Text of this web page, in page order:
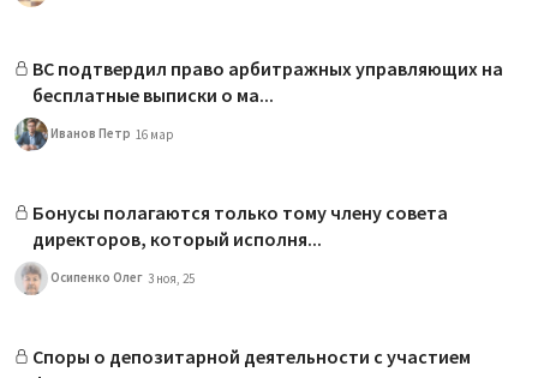
ВС подтвердил право арбитражных управляющих на
бесплатные выписки о ма...
Иванов Петр 16 мар
Бонусы полагаются только тому члену совета
директоров, который исполня...
Осипенко Олег 3 ноя, 25
Споры о депозитарной деятельности с участием